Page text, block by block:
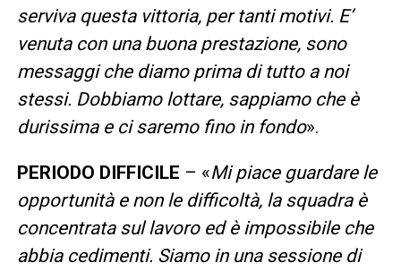
serviva questa vittoria, per tanti motivi. E’
venuta con una buona prestazione, sono
messaggi che diamo prima di tutto a noi
stessi. Dobbiamo lottare, sappiamo che è
durissima e ci saremo fino in fondo».
PERIODO DIFFICILE – «Mi piace guardare le
opportunità e non le difficoltà, la squadra è
concentrata sul lavoro ed è impossibile che
abbia cedimenti. Siamo in una sessione di